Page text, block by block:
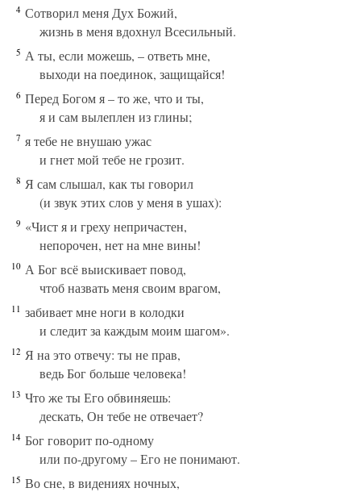
4 Сотворил меня Дух Божий,
жизнь в меня вдохнул Всесильный.
5 А ты, если можешь, – ответь мне,
выходи на поединок, защищайся!
6 Перед Богом я – то же, что и ты,
я и сам вылеплен из глины;
7 я тебе не внушаю ужас
и гнет мой тебе не грозит.
8 Я сам слышал, как ты говорил
(и звук этих слов у меня в ушах):
9 «Чист я и греху непричастен,
непорочен, нет на мне вины!
10 А Бог всё выискивает повод,
чтоб назвать меня своим врагом,
11 забивает мне ноги в колодки
и следит за каждым моим шагом».
12 Я на это отвечу: ты не прав,
ведь Бог больше человека!
13 Что же ты Его обвиняешь:
дескать, Он тебе не отвечает?
14 Бог говорит по-одному
или по-другому – Его не понимают.
15 Во сне, в видениях ночных,